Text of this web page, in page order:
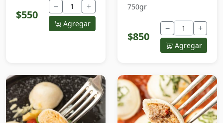
$550
− +
Agregar
750gr
$850
− +
Agregar